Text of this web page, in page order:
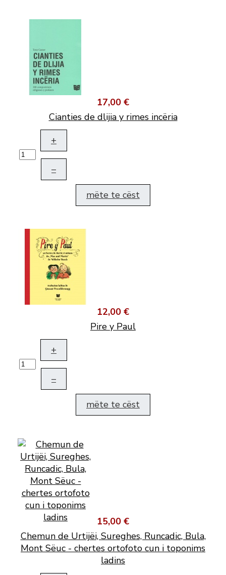
17,00 €
Cianties de dlijia y rimes incëria
+
–
mëte te cëst
12,00 €
Pire y Paul
+
–
mëte te cëst
15,00 €
Chemun de Urtijëi, Sureghes, Runcadic, Bula,
Mont Sëuc - chertes ortofoto cun i toponims
ladins